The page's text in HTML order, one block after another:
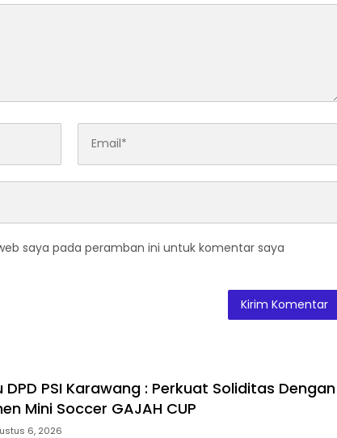
saya pada peramban ini untuk komentar saya
DPD PSI Karawang : Perkuat Soliditas Dengan
Mini Soccer GAJAH CUP
6, 2026